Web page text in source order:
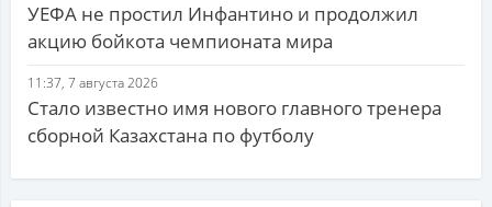
УЕФА не простил Инфантино и продолжил
акцию бойкота чемпионата мира
11:37, 7 августа 2026
Стало известно имя нового главного тренера
сборной Казахстана по футболу